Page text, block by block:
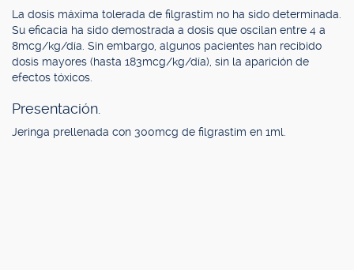
La dosis máxima tolerada de filgrastim no ha sido determinada.
Su eficacia ha sido demostrada a dosis que oscilan entre 4 a
8mcg/kg/día. Sin embargo, algunos pacientes han recibido
dosis mayores (hasta 183mcg/kg/día), sin la aparición de
efectos tóxicos.
Presentación.
Jeringa prellenada con 300mcg de filgrastim en 1ml.